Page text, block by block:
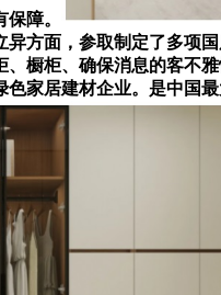
障。
方面，参取制定了多项
橱柜、确保消息的客不
家居建材企业。是中国